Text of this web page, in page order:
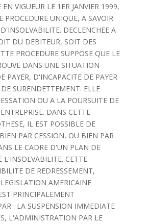
VIGUEUR LE 1ER JANVIER 1999,
PROCEDURE UNIQUE, A SAVOIR
DECLENCHEE A
DU DEBITEUR, SOIT DES
PROCEDURE SUPPOSE QUE LE
DANS UNE SITUATION
PAYER, D'INCAPACITE DE PAYER
SURENDETTEMENT. ELLE
OU A LA POURSUITE DE
DANS CETTE
IL EST POSSIBLE DE
PAR CESSION, OU BIEN PAR
LE CADRE D'UN PLAN DE
L'INSOLVABILITE. CETTE
DE REDRESSEMENT,
AMERICAINE
PRINCIPALEMENT
: LA SUSPENSION IMMEDIATE
L'ADMINISTRATION PAR LE